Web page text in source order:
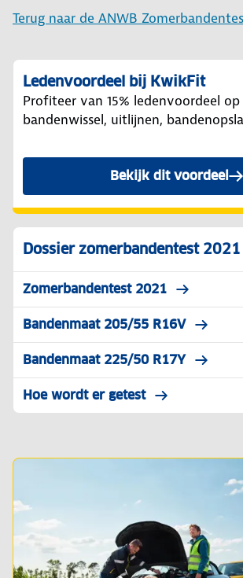
Terug naar de ANWB
Ledenvoordeel bij KwikFit
Profiteer van 15% ledenvoordeel op
bandenwissel, uitlijnen,
Bekijk dit voordeel
Dossier zomerbandentest 2021
Zomerbandentest 2021
Bandenmaat 205/55 R16V
Bandenmaat 225/50 R17Y
Hoe wordt er getest